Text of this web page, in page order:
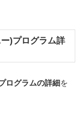
)プログラム詳
ログラムの詳細 を